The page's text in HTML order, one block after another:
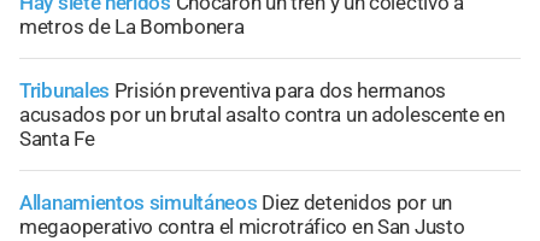
metros de La Bombonera
Tribunales Prisión preventiva para dos hermanos
acusados por un brutal asalto contra un adolescente en
Santa Fe
Allanamientos simultáneos Diez detenidos por un
megaoperativo contra el microtráfico en San Justo